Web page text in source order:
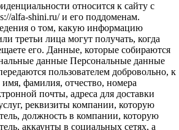
относится к сайту с
alfa-shini.ru/ и его поддоменам.
о том, какую информацию
третьи лица могут получать, когда
его. Данные, которые собираются
данные Персональные данные
пользователем добровольно, к
фамилия, отчество, номера
почты, адреса для доставки
реквизиты компании, которую
должность в компании, которую
аккаунты в социальных сетях, а